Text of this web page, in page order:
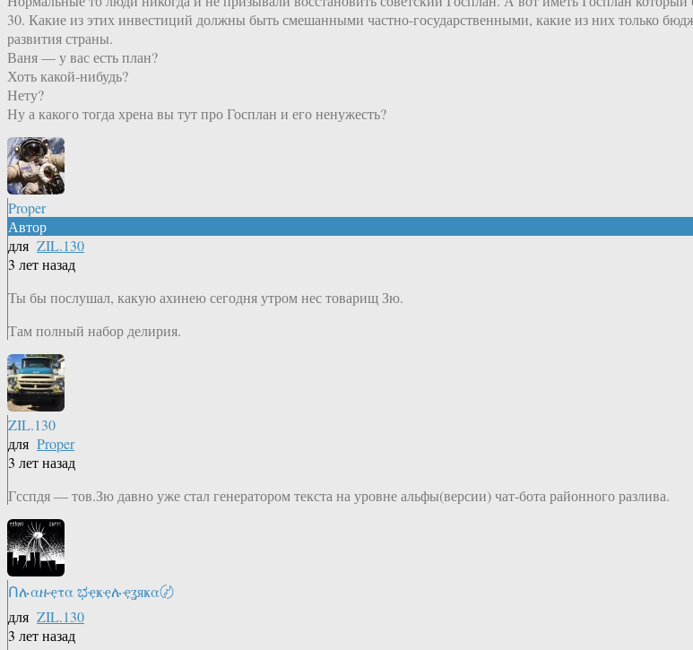
30. Какие из этих инвестиций должны быть смешанными частно-государственными, какие из них только
развития страны.
Ваня — у вас есть план?
Хоть какой-нибудь?
Нету?
Ну а какого тогда хрена вы тут про Госплан и его ненужесть?
Proper
Автор
для ZIL.130
3 лет назад
Ты бы послушал, какую ахинею сегодня утром нес товарищ Зю.
Там полный набор делирия.
ZIL.130
для Proper
3 лет назад
Гсспдя — тов.Зю давно уже стал генератором текста на уровне альфы(версии) чат-бота районного разлива.
Ոሉαዙҿτα ಭҿҝҿሉҿʓяҝα〄
для ZIL.130
3 лет назад